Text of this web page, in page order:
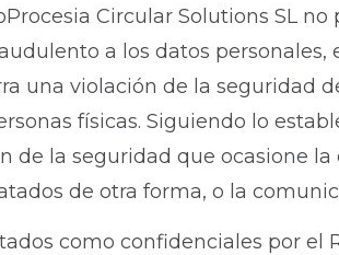
Circular Solutions SL
a los datos
una violación de la seguridad
físicas. Siguiendo lo
de la seguridad que ocasione
de otra forma, o la
como confidenciales por